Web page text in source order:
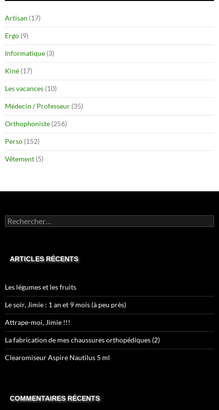
Artisan (17)
Ergo (9)
Informatique (3)
Kiné (17)
Les vacances (10)
Médecin / Professeur (35)
Orthophoniste (256)
Perso (152)
Vêtement (5)
Rechercher :
ARTICLES RÉCENTS
Les légumes et les fruits
Le soir, Jimie : 1 an et 9 mois (à peu près)
Attrape-moi, Jimie !!!
La fabrication de mes chaussures orthopédiques (2)
Clearomiseur Aspire Nautilus 5 ml
COMMENTAIRES RÉCENTS